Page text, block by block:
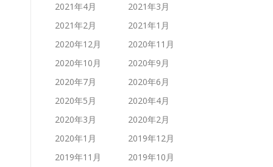
2021年4月
2021年3月
2021年2月
2021年1月
2020年12月
2020年11月
2020年10月
2020年9月
2020年7月
2020年6月
2020年5月
2020年4月
2020年3月
2020年2月
2020年1月
2019年12月
2019年11月
2019年10月